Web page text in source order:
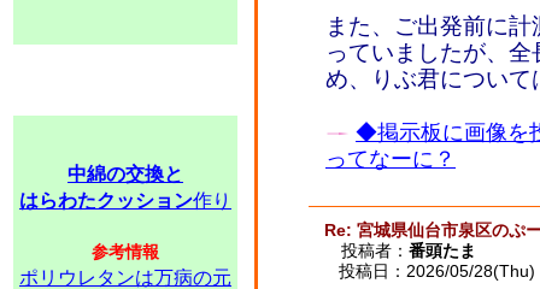
中綿の交換と
はらわたクッション作り
参考情報
ポリウレタンは万病の元
また、ご出発前に
っていましたが、
め、りぶ君につい
◆掲示板に画像を
ってなーに？
Re: 宮城県仙台市泉区のぷ
投稿者： 番頭たま
投稿日：2026/05/